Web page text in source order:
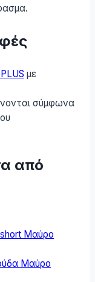
με
σύμφωνα
από
Μαύρο
Μαύρο